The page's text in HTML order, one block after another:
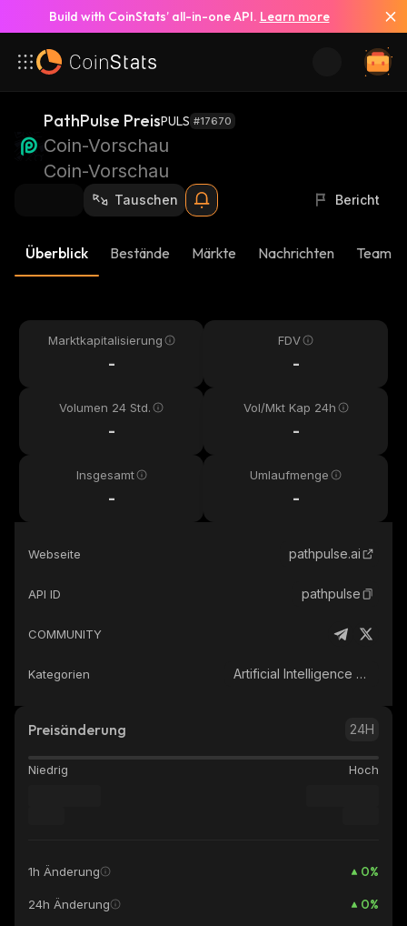
Build with CoinStats’ all-in-one API. Learn more
PathPulse PreisPULS #17670
Coin-Vorschau
Coin-Vorschau
Tauschen Bericht
Überblick Bestände Märkte Nachrichten Team-
Marktkapitalisierung
-
FDV
-
Volumen 24 Std.
-
Vol/Mkt Kap 24h
-
Insgesamt
-
Umlaufmenge
-
Webseite pathpulse.ai
API ID pathpulse
COMMUNITY
Kategorien Artificial Intelligence (AI)
Preisänderung 24H
Niedrig Hoch
1h Änderung 0%
24h Änderung 0%